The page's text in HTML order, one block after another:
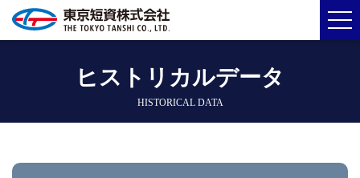
ヒストリカルデータ
HISTORICAL DATA